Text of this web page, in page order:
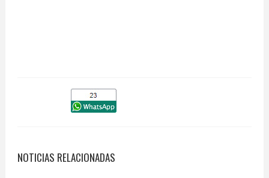
NOTICIAS RELACIONADAS